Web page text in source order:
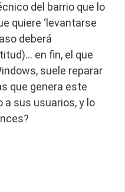
del barrio que lo
quiere ‘levantarse
deberá
en fin, el que
suele reparar
que genera este
sus usuarios, y lo